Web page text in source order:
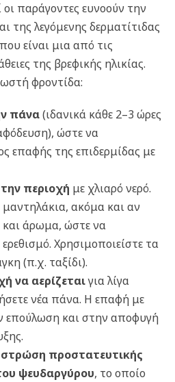
παράγοντες ευνοούν την
της λεγόμενης δερματίτιδας
είναι μια από τις
της βρεφικής ηλικίας.
φροντίδα:
πάνα(ιδανικά κάθε 2–3 ώρες
ώστε να
επαφής της επιδερμίδας με
περιοχή με χλιαρό νερό.
μαντηλάκια, ακόμα και αν
και άρωμα, ώστε να
Χρησιμοποιείστε τα
(π.χ. ταξίδι).
να αερίζεταιγια λίγα
νέα πάνα. Η επαφή με
επούλωση και στην αποφυγή
προστατευτικής
ψευδαργύρου, το οποίο